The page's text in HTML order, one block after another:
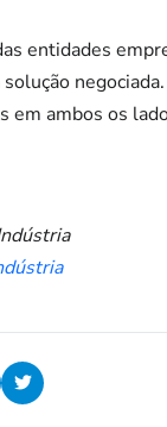
entidades
em ambos os